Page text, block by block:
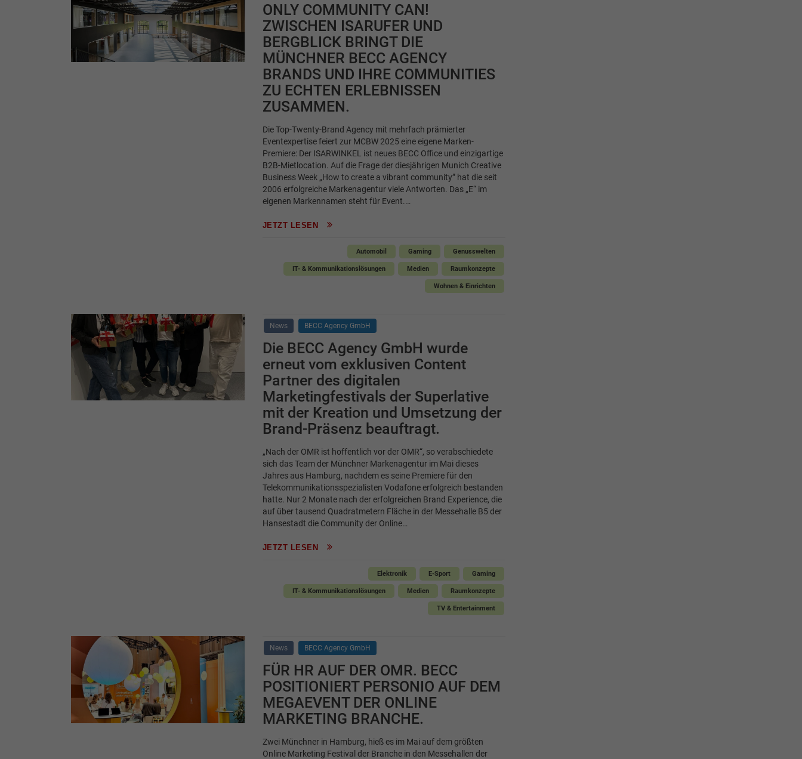
ONLY COMMUNITY CAN!
ZWISCHEN ISARUFER UND
BERGBLICK BRINGT DIE
MÜNCHNER BECC AGENCY
BRANDS UND IHRE COMMUNITIES
ZU ECHTEN ERLEBNISSEN
ZUSAMMEN.
Die Top-Twenty-Brand Agency mit mehrfach prämierter
Eventexpertise feiert zur MCBW 2025 eine eigene Marken-
Premiere: Der ISARWINKEL ist neues BECC Office und einzigartige
B2B-Mietlocation. Auf die Frage der diesjährigen Munich Creative
Business Week „How to create a vibrant community” hat die seit
2006 erfolgreiche Markenagentur viele Antworten. Das „E“ im
eigenen Markennamen steht für Event.…
JETZT LESEN
Automobil Gaming Genusswelten
IT- & Kommunikationslösungen Medien Raumkonzepte
Wohnen & Einrichten
News BECC Agency GmbH
Die BECC Agency GmbH wurde
erneut vom exklusiven Content
Partner des digitalen
Marketingfestivals der Superlative
mit der Kreation und Umsetzung der
Brand-Präsenz beauftragt.
„Nach der OMR ist hoffentlich vor der OMR“, so verabschiedete
sich das Team der Münchner Markenagentur im Mai dieses
Jahres aus Hamburg, nachdem es seine Premiere für den
Telekommunikationsspezialisten Vodafone erfolgreich bestanden
hatte. Nur 2 Monate nach der erfolgreichen Brand Experience, die
auf über tausend Quadratmetern Fläche in der Messehalle B5 der
Hansestadt die Community der Online…
JETZT LESEN
Elektronik E-Sport Gaming
IT- & Kommunikationslösungen Medien Raumkonzepte
TV & Entertainment
News BECC Agency GmbH
FÜR HR AUF DER OMR. BECC
POSITIONIERT PERSONIO AUF DEM
MEGAEVENT DER ONLINE
MARKETING BRANCHE.
Zwei Münchner in Hamburg, hieß es im Mai auf dem größten
Online Marketing Festival der Branche in den Messehallen der